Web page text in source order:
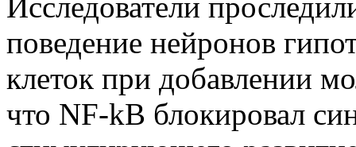
поведение нейронов
клеток при добавлении
что NF-kB блокировал